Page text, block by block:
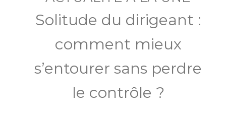
Solitude du dirigeant :
comment mieux
s’entourer sans perdre
le contrôle ?